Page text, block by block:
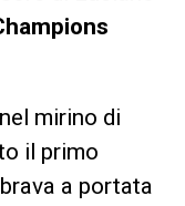
mirino di
il primo
a portata